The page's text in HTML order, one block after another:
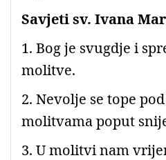
Savjeti sv. Ivana
1. Bog je svugdje i
molitve.
2. Nevolje se tope
molitvama poput
3. U molitvi nam